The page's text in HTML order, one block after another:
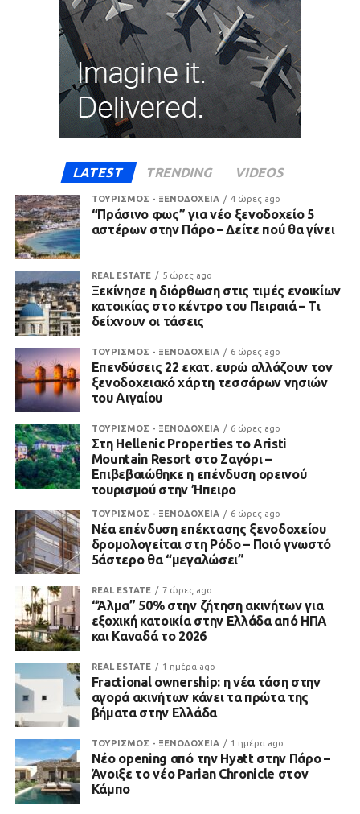
LATEST TRENDING VIDEOS
ΤΟΥΡΙΣΜΟΣ - ΞΕΝΟΔΟΧΕΙΑ 4 ώρες ago
“Πράσινο φως” για νέο ξενοδοχείο 5
αστέρων στην Πάρο – Δείτε πού θα γίνει
REAL ESTATE 5 ώρες ago
Ξεκίνησε η διόρθωση στις τιμές ενοικίων
κατοικίας στο κέντρο του Πειραιά – Τι
δείχνουν οι τάσεις
ΤΟΥΡΙΣΜΟΣ - ΞΕΝΟΔΟΧΕΙΑ 6 ώρες ago
Επενδύσεις 22 εκατ. ευρώ αλλάζουν τον
ξενοδοχειακό χάρτη τεσσάρων νησιών
του Αιγαίου
ΤΟΥΡΙΣΜΟΣ - ΞΕΝΟΔΟΧΕΙΑ 6 ώρες ago
Στη Hellenic Properties το Aristi
Mountain Resort στο Ζαγόρι –
Επιβεβαιώθηκε η επένδυση ορεινού
τουρισμού στην Ήπειρο
ΤΟΥΡΙΣΜΟΣ - ΞΕΝΟΔΟΧΕΙΑ 6 ώρες ago
Νέα επένδυση επέκτασης ξενοδοχείου
δρομολογείται στη Ρόδο – Ποιό γνωστό
5άστερο θα “μεγαλώσει”
REAL ESTATE 7 ώρες ago
“Άλμα” 50% στην ζήτηση ακινήτων για
εξοχική κατοικία στην Ελλάδα από ΗΠΑ
και Καναδά το 2026
REAL ESTATE 1 ημέρα ago
Fractional ownership: η νέα τάση στην
αγορά ακινήτων κάνει τα πρώτα της
βήματα στην Ελλάδα
ΤΟΥΡΙΣΜΟΣ - ΞΕΝΟΔΟΧΕΙΑ 1 ημέρα ago
Νέο opening από την Hyatt στην Πάρο –
Άνοιξε το νέο Parian Chronicle στον
Κάμπο